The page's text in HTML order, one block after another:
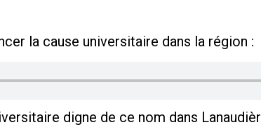
la cause universitaire dans la région :
digne de ce nom dans